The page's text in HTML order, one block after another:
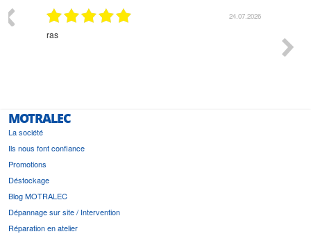
24.07.2026
ras
MOTRALEC
La société
Ils nous font confiance
Promotions
Déstockage
Blog MOTRALEC
Dépannage sur site / Intervention
Réparation en atelier